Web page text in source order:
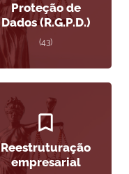
Proteção de
Dados (R.G.P.D.)
(43)
Reestruturação
empresarial